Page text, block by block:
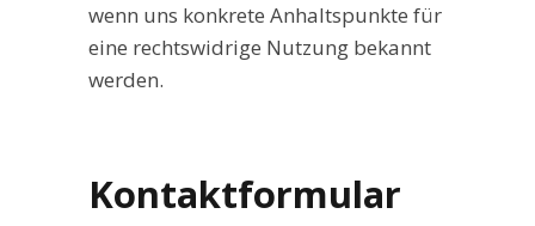
wenn uns konkrete Anhaltspunkte für
eine rechtswidrige Nutzung bekannt
werden.
Kontaktformular